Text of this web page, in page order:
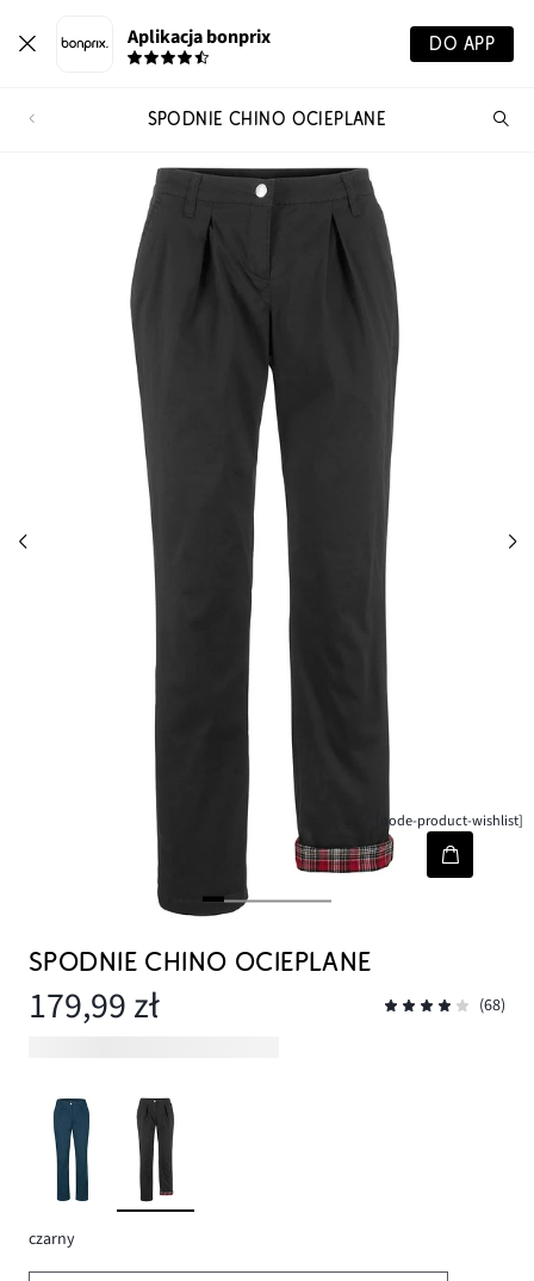
Aplikacja bonprix DO APP
SPODNIE CHINO OCIEPLANE
[node-product-wishlist]
SPODNIE CHINO OCIEPLANE
179,99 zł (68)
czarny